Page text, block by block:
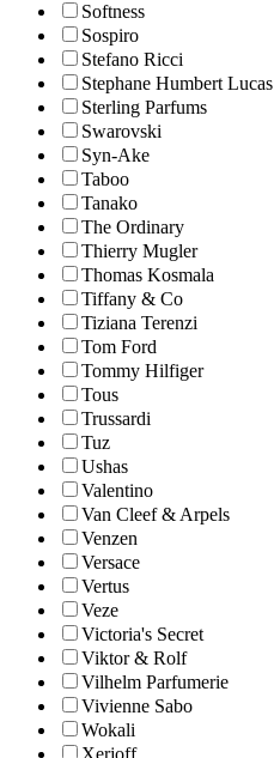
Softness
Sospiro
Stefano Ricci
Stephane Humbert Lucas
Sterling Parfums
Swarovski
Syn-Ake
Taboo
Tanako
The Ordinary
Thierry Mugler
Thomas Kosmala
Tiffany & Co
Tiziana Terenzi
Tom Ford
Tommy Hilfiger
Tous
Trussardi
Tuz
Ushas
Valentino
Van Cleef & Arpels
Venzen
Versace
Vertus
Veze
Victoria's Secret
Viktor & Rolf
Vilhelm Parfumerie
Vivienne Sabo
Wokali